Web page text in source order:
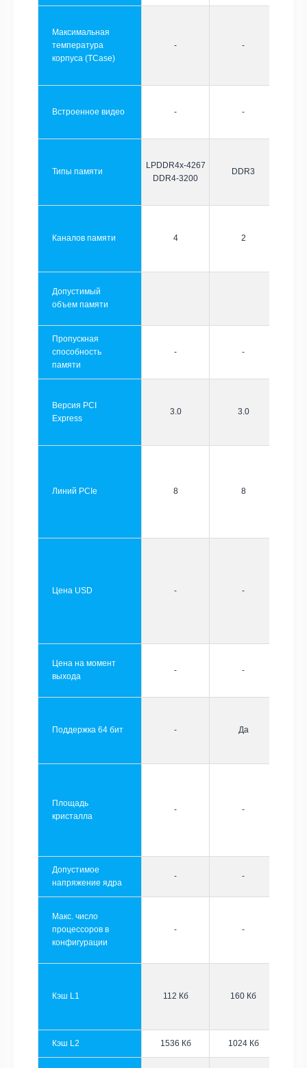
Максимальная
температура
корпуса (TCase)
- -
Встроенное видео - -
Типы памяти
LPDDR4x-4267
DDR4-3200
DDR3
Каналов памяти 4 2
Допустимый
объем памяти
Пропускная
способность
памяти
- -
Версия PCI
Express
3.0 3.0
Линий PCIe 8 8
Цена USD - -
Цена на момент
выхода
- -
Поддержка 64 бит - Да
Площадь
кристалла
- -
Допустимое
напряжение ядра
- -
Макс. число
процессоров в
конфигурации
- -
Кэш L1 112 Кб 160 Кб
Кэш L2 1536 Кб 1024 Кб